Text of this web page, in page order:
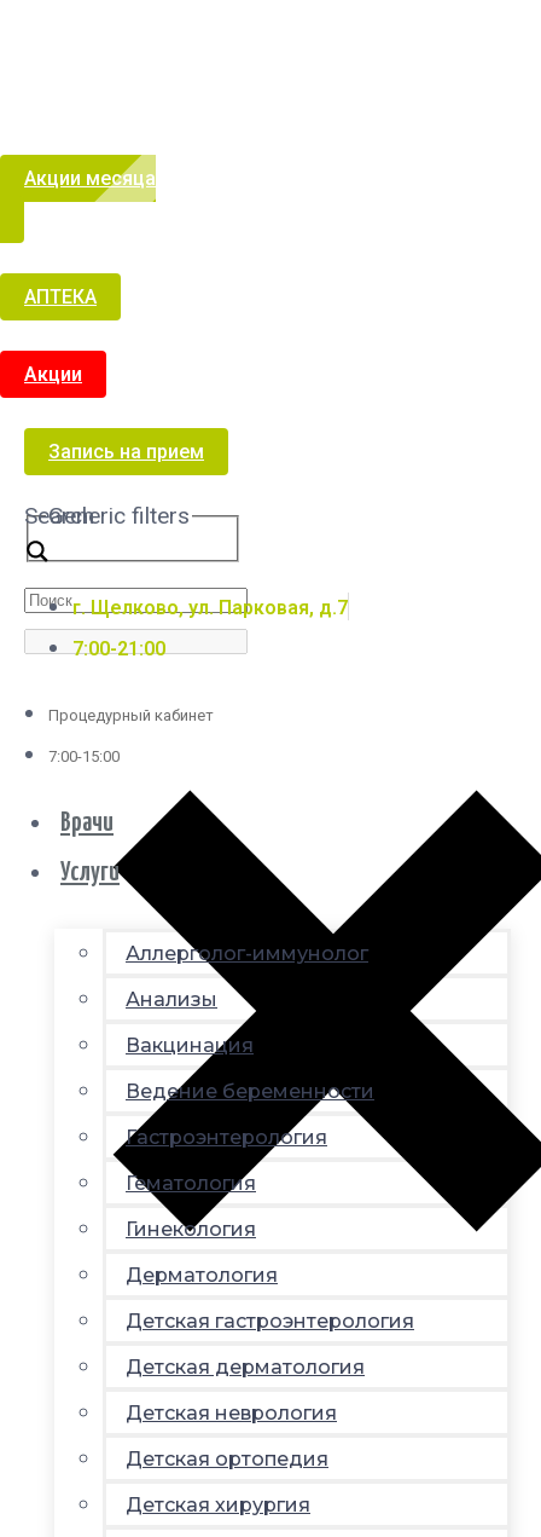
Акции месяца
АПТЕКА
Акции
Запись на прием
Search
Generic filters
г. Щелково, ул. Парковая, д.7
7:00-21:00
Процедурный кабинет
7:00-15:00
Врачи
Услуги
Аллерголог-иммунолог
Анализы
Вакцинация
Ведение беременности
Гастроэнтерология
Гематология
Гинекология
Дерматология
Детская гастроэнтерология
Детская дерматология
Детская неврология
Детская ортопедия
Детская хирургия